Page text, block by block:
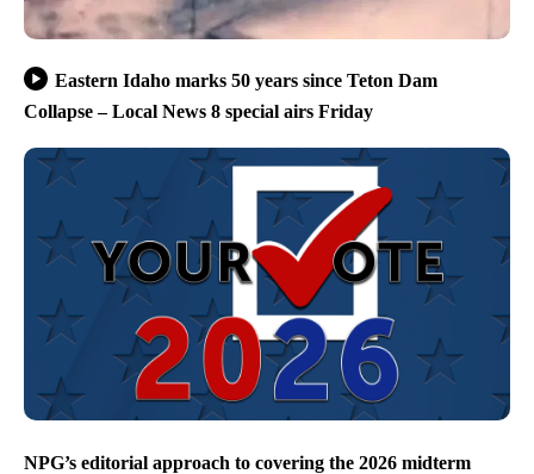
Eastern Idaho marks 50 years since Teton Dam
Collapse – Local News 8 special airs Friday
NPG’s editorial approach to covering the 2026 midterm